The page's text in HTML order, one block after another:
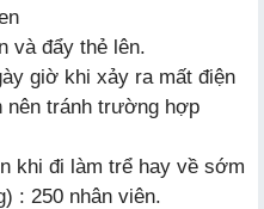
và đẩy thẻ lên.
giờ khi xảy ra mất điện
nên tránh trường hợp
khi đi làm trể hay về sớm
: 250 nhân viên.